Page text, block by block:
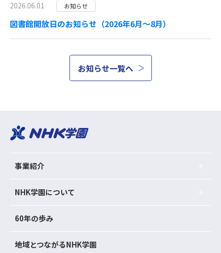
お知らせ一覧へ
2026.06.01 お知らせ
図書館開放日のお知らせ（2026年6月～8月）
事業紹介
NHK学園について
60年の歩み
地域とつながるNHK学園